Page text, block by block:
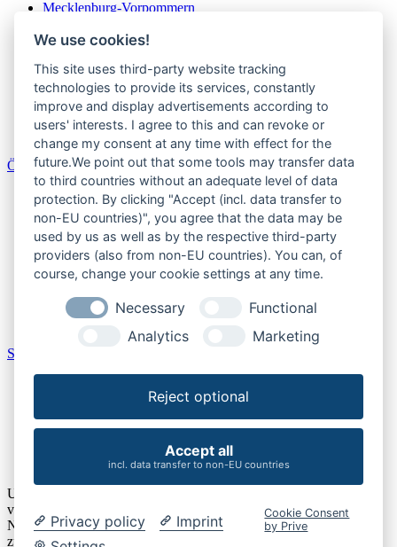
Mecklenburg-Vorpommern
Nordrhein-Westfalen
Saarland
Sachsen
Sachsen-Anhalt
Schleswig-Holstein
Thüringen
Österreich
Burgenland
Kärnten
Niederösterreich
Oberösterreich
Salzburger Land
Steiermark
Vorarlberg
Schweiz
St. Gallen
Um unsere Webseite für Sie optimal zu gestalten und fortlaufend
verbessern zu können, verwenden wir Cookies. Durch die weitere
Nutzung der Webseite stimmen Sie der Verwendung von Cookies
zu. Details finden Sie unserer
We use cookies!
This site uses third-party website tracking
technologies to provide its services, constantly
improve and display advertisements according to
users' interests. I agree to this and can revoke or
change my consent at any time with effect for the
future.We point out that some tools may transfer data
to third countries without an adequate level of data
protection. By clicking "Accept (incl. data transfer to
non-EU countries)", you agree that the data may be
used by us as well as by the respective third-party
providers (also from non-EU countries). You can, of
course, change your cookie settings at any time.
Necessary
Functional
Analytics
Marketing
Reject optional
Accept all
incl. data transfer to non-EU countries
Privacy policy
Imprint
Cookie Consent
by Prive